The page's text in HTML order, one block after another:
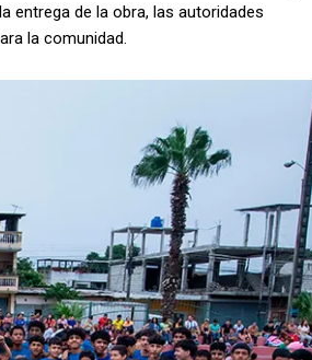
entrega de la obra, las autoridades
la comunidad.